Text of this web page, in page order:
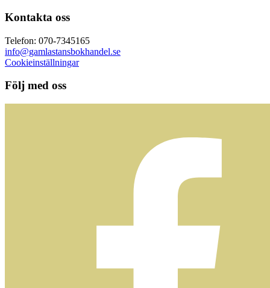
Kontakta oss
Telefon: 070-7345165
info@gamlastansbokhandel.se
Cookieinställningar
Följ med oss